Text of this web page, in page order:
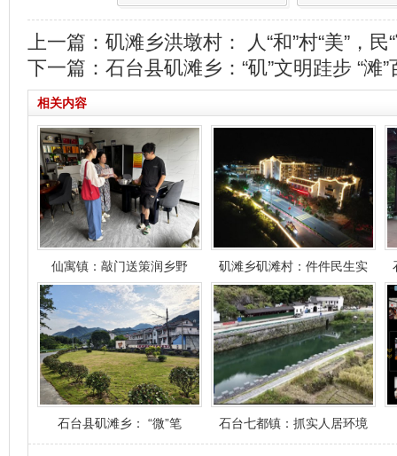
上一篇： 矶滩乡洪墩村： 人“和”村“美”，民“
下一篇： 石台县矶滩乡：“矶”文明跬步 “滩
相关内容
仙寓镇：敲门送策润乡野 矶滩乡矶滩村：件件民生实
石台县矶滩乡： “微”笔 石台七都镇：抓实人居环境